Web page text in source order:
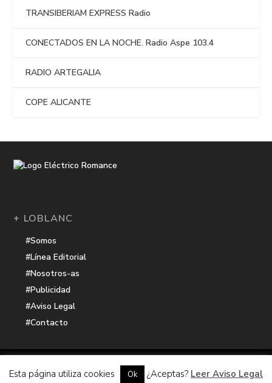
TRANSIBERIAM EXPRESS Radio
CONECTADOS EN LA NOCHE. Radio Aspe 103.4
RADIO ARTEGALIA
COPE ALICANTE
+ LOBLANC
#Somos
#Línea Editorial
#Nosotros-as
#Publicidad
#Aviso Legal
#Contacto
Electrico Romance
Hacker Harbor
Esta página utiliza cookies Ok ¿Aceptas? Leer Aviso Legal